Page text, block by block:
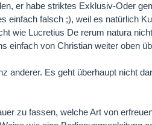
er habe striktes Exklusiv-Oder
einfach falsch ;), weil es natürlich
wie Lucretius De rerum natura
einfach von Christian weiter oben
anderer. Es geht überhaupt nicht
zu fassen, welche Art von